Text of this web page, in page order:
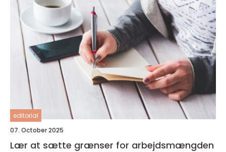
editorial
07. October 2025
Lær at sætte grænser for arbejdsmængden